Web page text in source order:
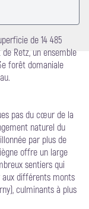
de 14 485
Retz, un ensemble
forêt domaniale
pas du cœur de la
naturel du
par plus de
offre un large
sentiers qui
aux différents monts
culminants à plus